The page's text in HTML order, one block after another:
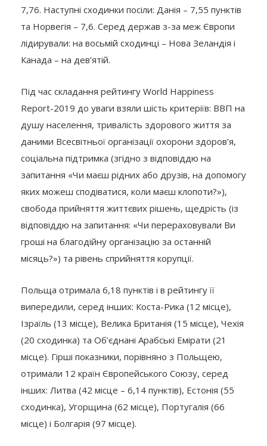
7,76. Наступні сходинки посіли: Данія – 7,55 пунктів
та Норвегія – 7,6. Серед держав з-за меж Європи
лідирували: на восьмій сходинці – Нова Зеландія і
Канада – на дев’ятій.
Під час складання рейтингу World Happiness
Report-2019 до уваги взяли шість критеріїв: ВВП на
душу населення, тривалість здорового життя за
даними Всесвітньої організації охорони здоров’я,
соціальна підтримка (згідно з відповіддю на
запитання «Чи маєш рідних або друзів, на допомогу
яких можеш сподіватися, коли маєш клопоти?»),
свобода прийняття життєвих рішень, щедрість (із
відповіддю на запитання: «Чи перераховували Ви
гроші на благодійну організацію за останній
місяць?») та рівень сприйняття корупції.
Польща отримала 6,18 пунктів і в рейтингу її
випередили, серед інших: Коста-Рика (12 місце),
Ізраїль (13 місце), Велика Британія (15 місце), Чехія
(20 сходинка) та Об’єднані Арабські Емірати (21
місце). Гірші показники, порівняно з Польщею,
отримали 12 країн Європейського Союзу, серед
інших: Литва (42 місце – 6,14 пунктів), Естонія (55
сходинка), Угорщина (62 місце), Португалія (66
місце) і Болгарія (97 місце).